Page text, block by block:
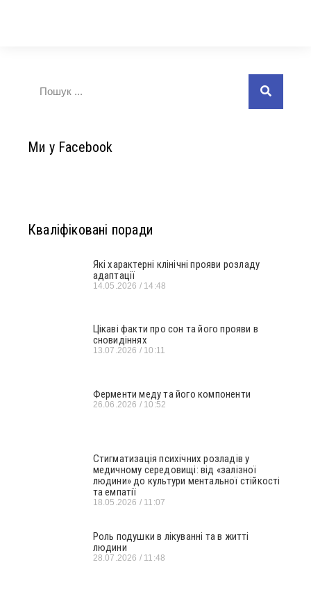
Ми у Facebook
Кваліфіковані поради
Які характерні клінічні прояви розладу
адаптації
14.05.2026 14:48
Цікаві факти про сон та його прояви в
сновидіннях
13.07.2026 10:11
Ферменти меду та його компоненти
26.06.2026 10:52
Стигматизація психічних розладів у
медичному середовищі: від «залізної
людини» до культури ментальної стійкості
та емпатії
18.05.2026 11:07
Роль подушки в лікуванні та в житті
людини
28.07.2026 11:48